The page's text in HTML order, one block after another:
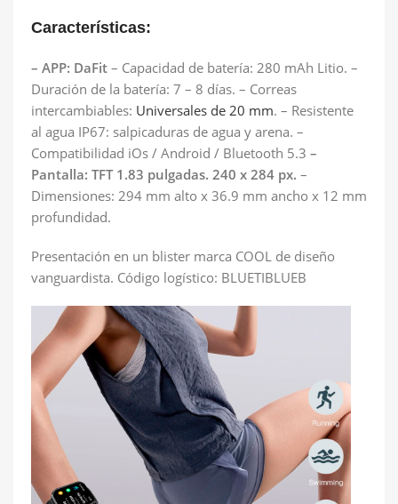
Características:
– APP: DaFit – Capacidad de batería: 280 mAh Litio. –
Duración de la batería: 7 – 8 días. – Correas
intercambiables: Universales de 20 mm. – Resistente
al agua IP67: salpicaduras de agua y arena. –
Compatibilidad iOs / Android / Bluetooth 5.3 –
Pantalla: TFT 1.83 pulgadas. 240 x 284 px. –
Dimensiones: 294 mm alto x 36.9 mm ancho x 12 mm
profundidad.
Presentación en un blister marca COOL de diseño
vanguardista. Código logístico: BLUETIBLUEB